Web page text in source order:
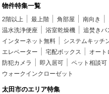
物件特集一覧
2階以上 最上階 角部屋 南向き
温水洗浄便座
浴室乾燥機 追焚きバ
インターネット無料
システムキッチ
エレベーター
宅配ボックス オート
防犯カメラ
即入居可 ペット相談可
ウォークインクローゼット
太田市のエリア特集